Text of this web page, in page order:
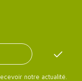
notre actualité.